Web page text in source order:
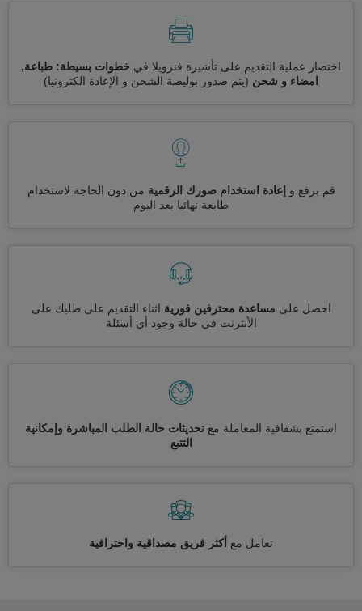
اختصار عملية التقديم على تأشيرة فنزويلا في خطوات بسيطة: طباعة,
امضاء و شحن (يتم صدور بوليصة الشحن و الإعادة الكترونيا)
قم برفع و إعادة استخدام صورك الرقمية من دون الحاجة لاستخدام
طابعة نهائيا بعد اليوم
احصل على مساعدة محترفين فورية اثناء التقديم على طلبك على
الأنترنت في حالة وجود أي أسئلة
استمتع بشفافية المعاملة مع تحديثات حالة الطلب المباشرة وإمكانية
التتبع
تعامل مع أكثر فريق مصداقية واحترافية